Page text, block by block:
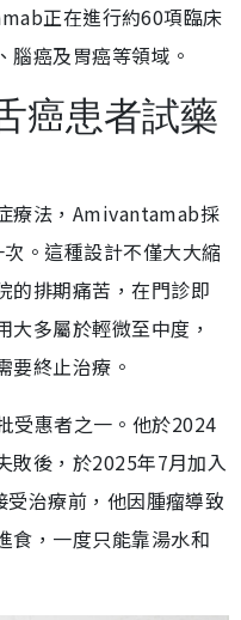
正在進行約60項臨床
腦癌及胃癌等領域。
癌患者試藥
療法，Amivantamab採
。這種設計不僅大大縮
的排期痛苦，在門診即
多屬於輕微至中度，
要終止治療。
受惠者之一。他於2024
敗後，於2025年7月加入
治療前，他因腫瘤導致
食，一度只能靠湯水和